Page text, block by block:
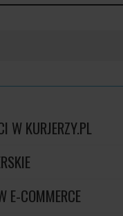
W KURJERZY.PL
E-COMMERCE